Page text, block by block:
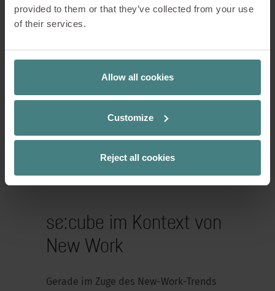
provided to them or that they’ve collected from your use
of their services.
Allow all cookies
Customize
Reject all cookies
Generation (ab 01.2023) sowie für
se:cube max
se:cube im Kontext von
New Work
Gerade im Zuge des New-Work-Trends